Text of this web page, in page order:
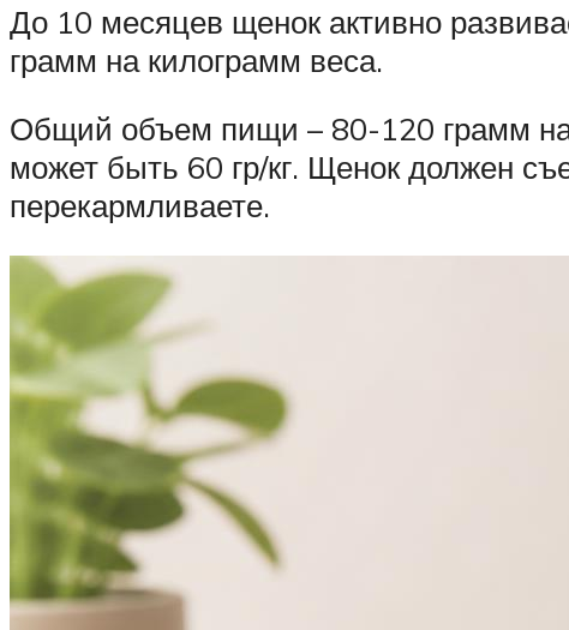
До 10 месяцев щенок активно
грамм на килограмм веса.
Общий объем пищи – 80-120 грамм на
может быть 60 гр/кг. Щенок должен
перекармливаете.